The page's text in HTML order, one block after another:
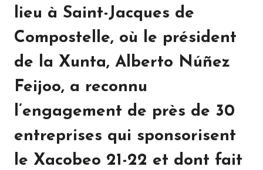
lieu à Saint-Jacques de
Compostelle, où le président
de la Xunta, Alberto Núñez
Feijoo, a reconnu
l’engagement de près de 30
entreprises qui sponsorisent
le Xacobeo 21-22 et dont fait